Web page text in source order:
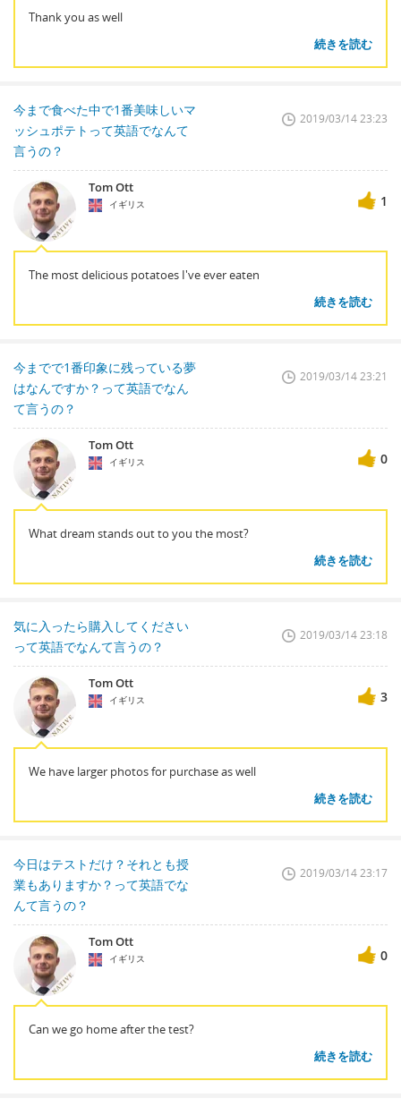
Thank you as well
続きを読む
今まで食べた中で1番美味しいマ
ッシュポテトって英語でなんて
言うの？
2019/03/14 23:23
Tom Ott
イギリス 1
The most delicious potatoes I've ever eaten
続きを読む
今までで1番印象に残っている夢
はなんですか？って英語でなん
て言うの？
2019/03/14 23:21
Tom Ott
イギリス 0
What dream stands out to you the most?
続きを読む
気に入ったら購入してください
って英語でなんて言うの？
2019/03/14 23:18
Tom Ott
イギリス 3
We have larger photos for purchase as well
続きを読む
今日はテストだけ？それとも授
業もありますか？って英語でな
んて言うの？
2019/03/14 23:17
Tom Ott
イギリス 0
Can we go home after the test?
続きを読む